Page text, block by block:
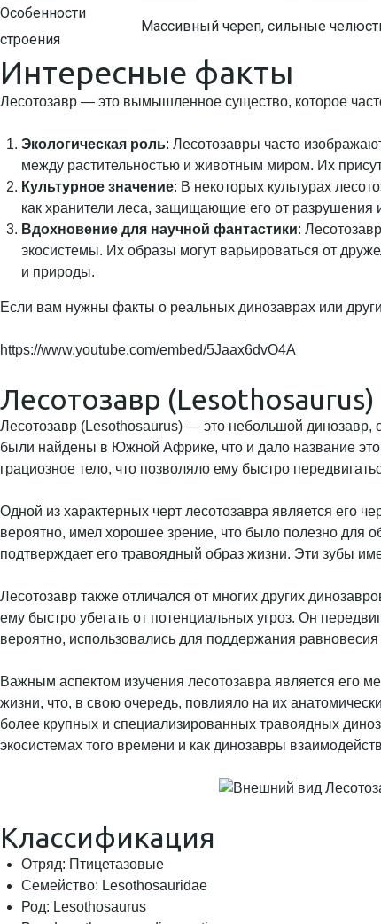
Особенности
строения
Массивный череп, сильные
Интересные факты
Лесотозавр — это вымышленное существо, которое
Экологическая роль: Лесотозавры часто
между растительностью и животным миром. Их
Культурное значение: В некоторых культурах
как хранители леса, защищающие его от разрушения
Вдохновение для научной фантастики:
экосистемы. Их образы могут варьироваться от
и природы.
Если вам нужны факты о реальных динозаврах или
https://www.youtube.com/embed/5Jaax6dvO4A
Лесотозавр (Lesothosaurus)
Лесотозавр (Lesothosaurus) — это небольшой динозавр,
были найдены в Южной Африке, что и дало название
грациозное тело, что позволяло ему быстро
Одной из характерных черт лесотозавра является его
вероятно, имел хорошее зрение, что было полезно для
подтверждает его травоядный образ жизни. Эти зубы
Лесотозавр также отличался от многих других
ему быстро убегать от потенциальных угроз. Он
вероятно, использовались для поддержания
Важным аспектом изучения лесотозавра является его
жизни, что, в свою очередь, повлияло на их
более крупных и специализированных травоядных
экосистемах того времени и как динозавры
Классификация
Отряд: Птицетазовые
Семейство: Lesothosauridae
Род: Lesothosaurus